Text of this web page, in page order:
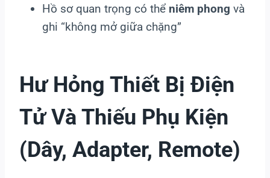
Hồ sơ quan trọng có thể niêm phong và
ghi “không mở giữa chặng”
Hư Hỏng Thiết Bị Điện
Tử Và Thiếu Phụ Kiện
(dây, Adapter, Remote)